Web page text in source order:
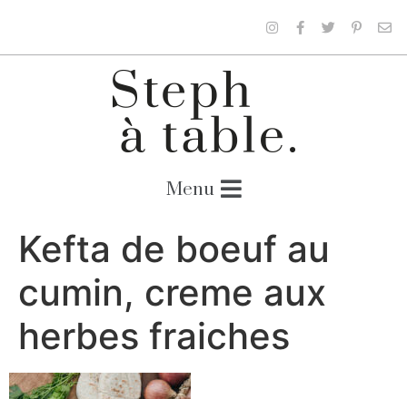
Kefta de boeuf au
cumin, creme aux
herbes fraiches